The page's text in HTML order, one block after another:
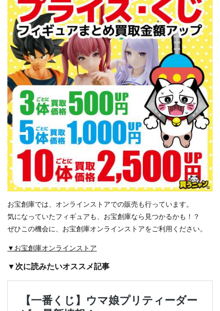
お宝創庫では、オンラインストアでの販売も行っています。
気になっていたフィギュアも、お宝創庫なら見つかるかも！？
ぜひこの機会に、お宝創庫オンラインストアをご利用ください。
▼お宝創庫オンラインストア
▼次に読みたいオススメ記事